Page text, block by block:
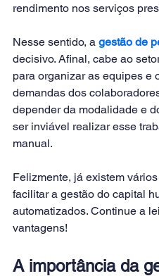
rendimento nos serviços
Nesse sentido, a gestão de
decisivo. Afinal, cabe ao
para organizar as equipes e
demandas dos
depender da modalidade e
ser inviável realizar esse
manual.
Felizmente, já existem
facilitar a gestão do capital
automatizados. Continue a
vantagens!
A importância da